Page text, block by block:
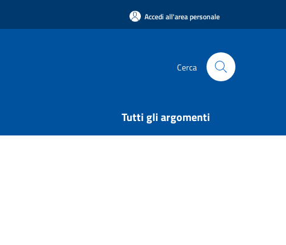
Accedi all'area personale
Cerca
Tutti gli argomenti